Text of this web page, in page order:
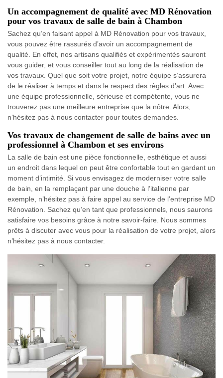
Un accompagnement de qualité avec MD Rénovation
pour vos travaux de salle de bain à Chambon
Sachez qu’en faisant appel à MD Rénovation pour vos travaux,
vous pouvez être rassurés d’avoir un accompagnement de
qualité. En effet, nos artisans qualifiés et expérimentés sauront
vous guider, et vous conseiller tout au long de la réalisation de
vos travaux. Quel que soit votre projet, notre équipe s’assurera
de le réaliser à temps et dans le respect des règles d’art. Avec
une équipe professionnelle, sérieuse et compétente, vous ne
trouverez pas une meilleure entreprise que la nôtre. Alors,
n’hésitez pas à nous contacter pour toutes demandes.
Vos travaux de changement de salle de bains avec un
professionnel à Chambon et ses environs
La salle de bain est une pièce fonctionnelle, esthétique et aussi
un endroit dans lequel on peut être confortable tout en gardant un
moment d’intimité. Si vous envisagez de moderniser votre salle
de bain, en la remplaçant par une douche à l’italienne par
exemple, n’hésitez pas à faire appel au service de l’entreprise MD
Rénovation. Sachez qu’en tant que professionnels, nous saurons
satisfaire vos besoins grâce à notre savoir-faire. Nous sommes
prêts à discuter avec vous pour la réalisation de votre projet, alors
n’hésitez pas à nous contacter.